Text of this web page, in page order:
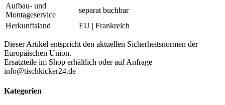
Aufbau- und
Montageservice
separat buchbar
Herkunftsland
EU | Frankreich
Dieser Artikel entspricht den aktuellen Sicherheitsnormen der
Europäischen Union.
Ersatzteile im Shop erhältlich oder auf Anfrage
info@tischkicker24.de
Kategorien